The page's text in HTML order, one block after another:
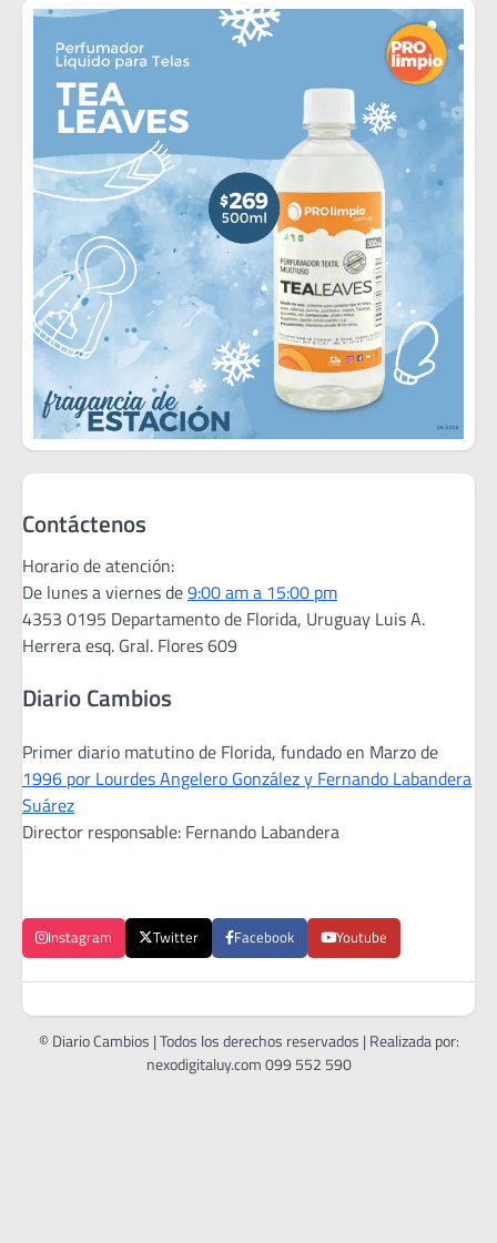
Contáctenos
Horario de atención:
De lunes a viernes de9:00 am a 15:00 pm
4353 0195 Departamento de Florida, Uruguay Luis A.
Herrera esq. Gral. Flores 609
Diario Cambios
Primer diario matutino de Florida, fundado en Marzo de
1996 por Lourdes Angelero González y Fernando Labandera
Suárez
Director responsable: Fernando Labandera
Instagram Twitter Facebook Youtube